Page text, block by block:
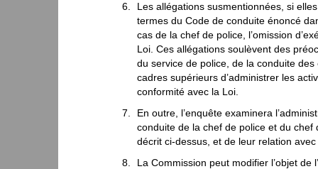
Les allégations susmentionnées, si
termes du Code de conduite énoncé
cas de la chef de police, l’omission
Loi. Ces allégations soulèvent des
du service de police, de la conduite
cadres supérieurs d’administrer les
conformité avec la Loi.
En outre, l’enquête examinera
conduite de la chef de police et du chef
décrit ci-dessus, et de leur relation
La Commission peut modifier l’objet